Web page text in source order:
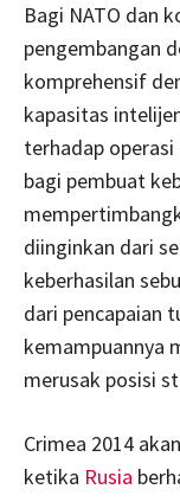
Bagi NATO dan
pengembangan
komprehensif
kapasitas
terhadap
bagi pembuat
diinginkan dari
keberhasilan
dari pencapaian
kemampuannya
merusak posisi
Crimea 2014
ketika Rusia